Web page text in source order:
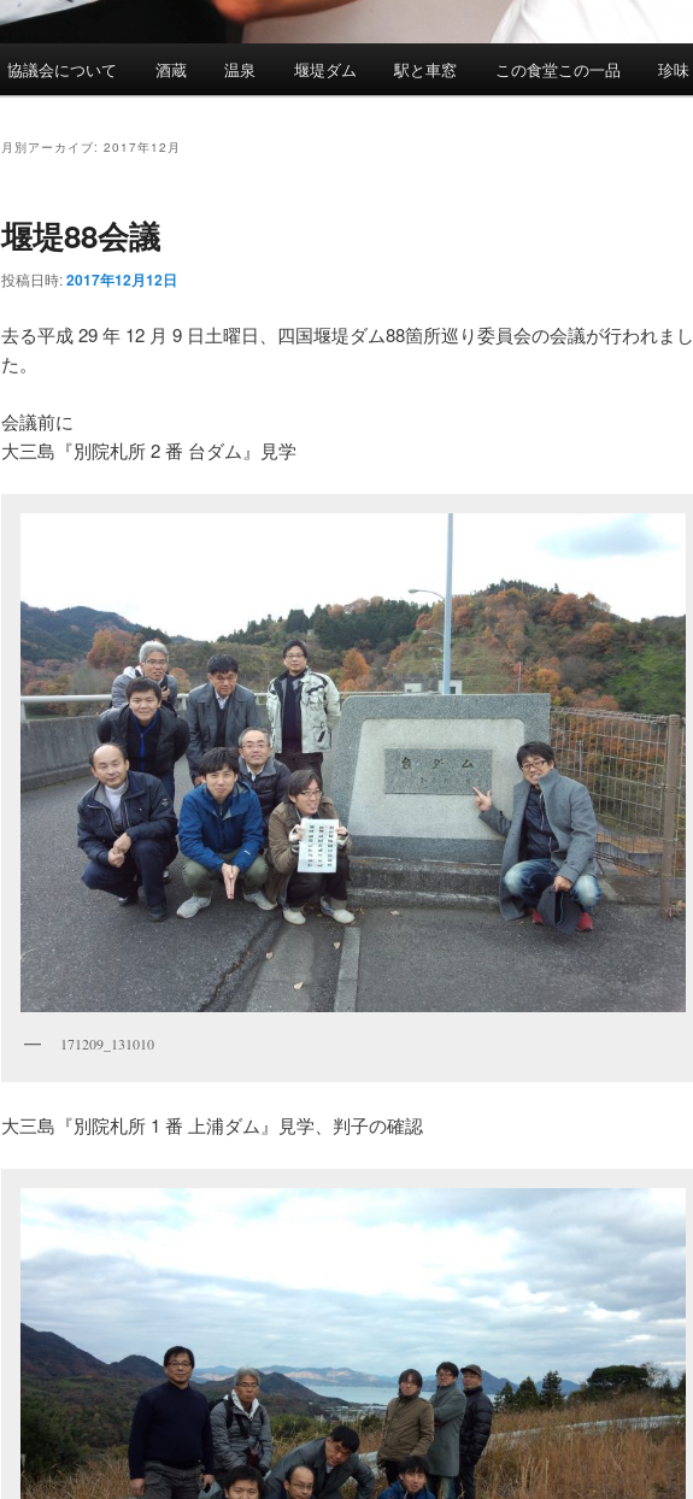
協議会について 酒蔵 温泉 堰堤ダム 駅と車窓 この食堂この一品 珍味
月別アーカイブ: 2017年12月
堰堤88会議
投稿日時:2017年12月12日
去る平成 29 年 12 月 9 日土曜日、四国堰堤ダム88箇所巡り委員会の会議が行われまし
た。
会議前に
大三島『別院札所 2 番 台ダム』見学
171209_131010
大三島『別院札所 1 番 上浦ダム』見学、判子の確認